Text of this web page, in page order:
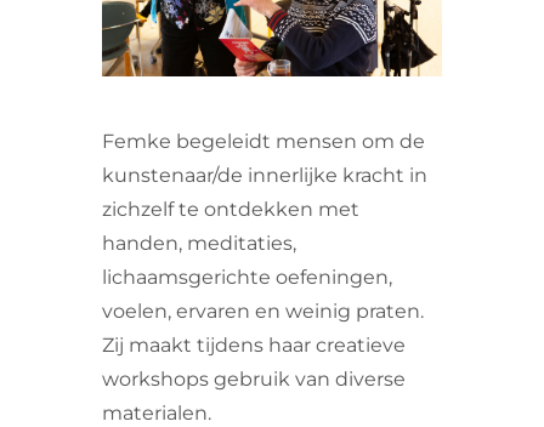
CONTACT
Femke begeleidt mensen om de
kunstenaar/de innerlijke kracht in
zichzelf te ontdekken met
handen, meditaties,
lichaamsgerichte oefeningen,
voelen, ervaren en weinig praten.
Zij maakt tijdens haar creatieve
workshops gebruik van diverse
materialen.